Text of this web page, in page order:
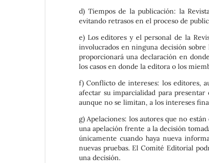
d) Tiempos de la publicación: la
evitando retrasos en el proceso de
e) Los editores y el personal de la
involucrados en ninguna decisión sobre
proporcionará una declaración en
los casos en donde la editora o los
f) Conflicto de intereses: los editores,
afectar su imparcialidad para
aunque no se limitan, a los intereses
g) Apelaciones: los autores que no
una apelación frente a la decisión
únicamente cuando haya nueva
nuevas pruebas. El Comité Editorial
una decisión.